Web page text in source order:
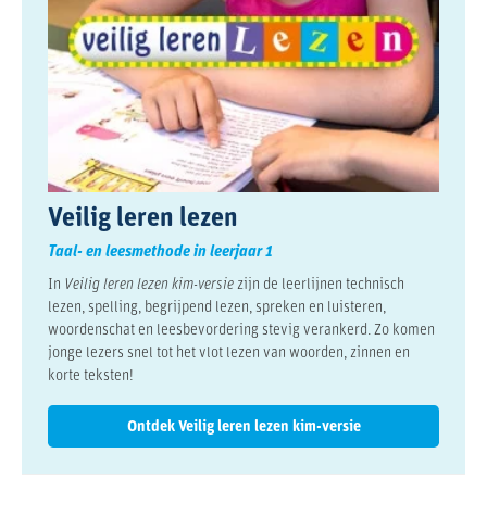
Veilig leren lezen
Taal- en leesmethode in leerjaar 1
In Veilig leren lezen kim-versie zijn de leerlijnen technisch
lezen, spelling, begrijpend lezen, spreken en luisteren,
woordenschat en leesbevordering stevig verankerd. Zo komen
jonge lezers snel tot het vlot lezen van woorden, zinnen en
korte teksten!
Ontdek Veilig leren lezen kim-versie